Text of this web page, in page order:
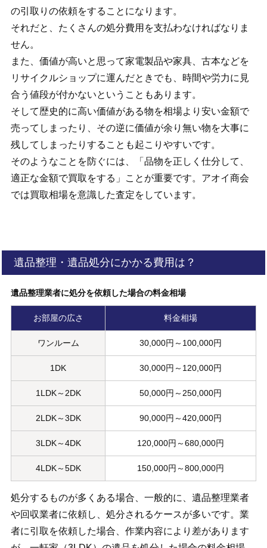
の引取りの依頼をすることになります。
それだと、たくさんの処分費用を支払わなければなりま
せん。
また、価値が高いと思って家電製品や家具、古本などを
リサイクルショップに運んだときでも、時間や労力に見
合う値段が付かないということもあります。
そして歴史的に高い価値がある物を相場より安い金額で
売ってしまったり、その逆に価値が余り無い物を大事に
残してしまったりすることも起こりやすいです。
そのようなことを防ぐには、「品物を正しく仕分して、
適正な金額で買取をする」ことが重要です。アオイ商会
では買取相場を意識した査定をしています。
遺品整理・遺品処分にかかる費用は？
遺品整理業者に処分を依頼した場合の料金相場
お部屋の広さ 料金相場
ワンルーム 30,000円～100,000円
1DK 30,000円～120,000円
1LDK～2DK 50,000円～250,000円
2LDK～3DK 90,000円～420,000円
3LDK～4DK 120,000円～680,000円
4LDK～5DK 150,000円～800,000円
処分するものが多くある場合、一般的に、遺品整理業者
や回収業者に依頼し、処分されるケースが多いです。業
者に引取を依頼した場合、作業内容により差があります